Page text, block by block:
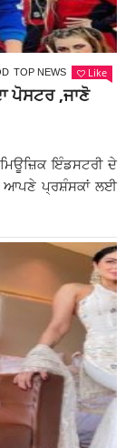
TOP NEWS Like
ਪੋਸਟਰ ,ਜਾਣੋ
ਇੰਡਸਟਰੀ ਦੇ
ਆਪਣੇ ਪ੍ਰਸ਼ੰਸਕਾਂ ਲਈ